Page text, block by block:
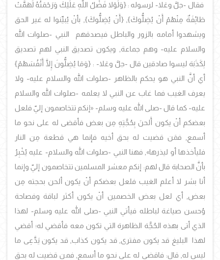
فقال -جلَّ وعَلا- لرسوله : {وَلَوْلا فَضْلُ اللَّهِ عَلَيْكَ وَرَحْمَتُهُ لَهَمَّتْ
طَائِفَةٌ مِنْهُمْ أَنْ يُضِلُّوكَ}, {أَنْ يُضِلُّوكَ}, بأنْ يُبيِّنوا له غير الحق
ويشهدوا أمامه بالزور والباطل فيصدقهم النبي -صلوات الله
والسلام عليه- وهم جماعة, ويكون تصديق النبي لهم تصديق
لِكَذَبَة ليسوا صادقين قال -جلَّ وعَلا- : {وَمَا يُضِلُّونَ إِلَّا أَنْفُسَهُمْ}
أي أنَّ النبي هو يحكم بالظاهر -صلوات الله والسلام عليه- ولا
يعرف الغيب فما غاب عن النبي لا يعلمه -صلوات الله والسلام
عليه- كما قال -صلى الله عليه وسلم- «إنكم تتخاصمون إليّ فلعل
بعضكم أنْ يكون أَلحنَ بِحُجَّتِهِ مِن بعض فأقضى له على نحو ما
أسمع, فمَن قضيت له بحق أخيه فإنما هي قطعة مِن النار
فليأخذها أو ليذرها» فهنا النبي -صلوات الله والسلام- عليه يُخْبِرُ
بأنَّ الصحابة قال لهم: إنكم معشر المسلمين تتخاصمون إليّ وإنما
أنا بشر لا أعلم الغيب فلعل بعضكم أنْ يكون ألحن بحجته مِن
بعض, أي لعل بعض الخصمين أنْ يكون أكثر لباقة وفصاحة
وُحسن صياغة لباطله فيأتي النبي -صلى الله عليه وسلم- لهذا
الذي أتى بهذه الحُجَّة الظاهرة التي تكون معه فأقضي له؛ أقضي
لهذا البليغ قد يكون مفترى, قد يكون كذاب, قد يكون يَدَّعِى ما
ليس له, قال: فاقضى له على نحو ما أسمع, فمن قضيت له بحق